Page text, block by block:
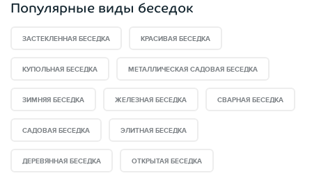
Популярные виды беседок
ЗАСТЕКЛЕННАЯ БЕСЕДКА КРАСИВАЯ БЕСЕДКА
КУПОЛЬНАЯ БЕСЕДКА МЕТАЛЛИЧЕСКАЯ САДОВАЯ БЕСЕДКА
ЗИМНЯЯ БЕСЕДКА ЖЕЛЕЗНАЯ БЕСЕДКА СВАРНАЯ БЕСЕДКА
САДОВАЯ БЕСЕДКА ЭЛИТНАЯ БЕСЕДКА
ДЕРЕВЯННАЯ БЕСЕДКА ОТКРЫТАЯ БЕСЕДКА